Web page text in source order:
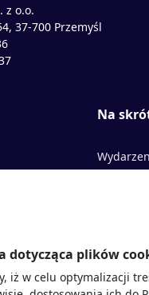
z o.o.
37-700 Przemyśl
Na
Polityka
Polityka
dotycząca plików
iż w celu optymalizacji